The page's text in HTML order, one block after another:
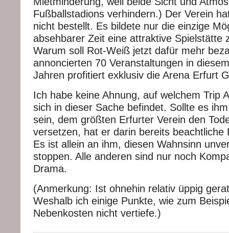
Fußballstadions verhindern.) Der Verein
nicht bestellt. Es bildete nur die einzige
absehbarer Zeit eine attraktive Spielstätte
Warum soll Rot-Weiß jetzt dafür mehr
annoncierten 70 Veranstaltungen in
Jahren profitiert exklusiv die Arena Erfurt
Ich habe keine Ahnung, auf welchem Trip
sich in dieser Sache befindet. Sollte es
sein, dem größten Erfurter Verein den
versetzen, hat er darin bereits beachtliche
Es ist allein an ihm, diesen Wahnsinn
stoppen. Alle anderen sind nur noch
Drama.
(Anmerkung: Ist ohnehin relativ üppig
Weshalb ich einige Punkte, wie zum
Nebenkosten nicht vertiefe.)